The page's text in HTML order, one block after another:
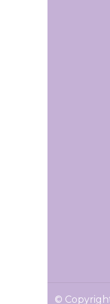
©